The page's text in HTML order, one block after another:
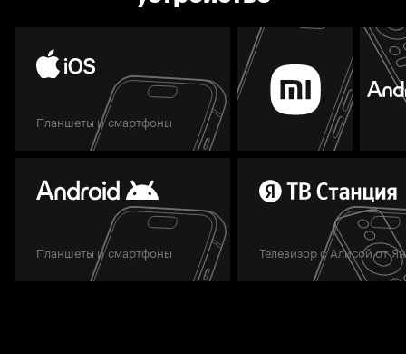
Планшеты и смартфоны
Планшеты и смартфоны Телевизор с Алисой от